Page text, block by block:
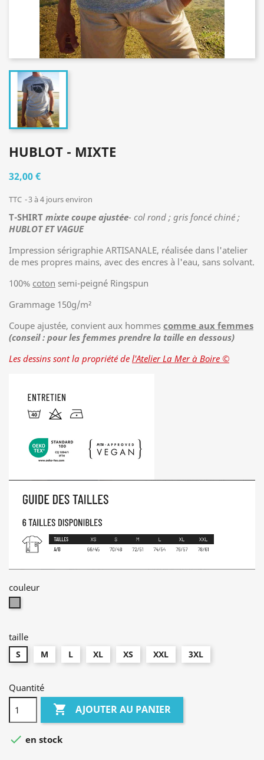
HUBLOT - MIXTE
32,00 €
TTC 3 à 4 jours environ
T-SHIRT mixte coupe ajustée- col rond ; gris foncé chiné ;
HUBLOT ET VAGUE
Impression sérigraphie ARTISANALE, réalisée dans l'atelier
de mes propres mains, avec des encres à l'eau, sans solvant.
100% coton semi-peigné Ringspun
Grammage 150g/m²
Coupe ajustée, convient aux hommes comme aux femmes
(conseil : pour les femmes prendre la taille en dessous)
Les dessins sont la propriété de l'Atelier La Mer à Boire ©
couleur
taille
S M L XL XS XXL 3XL
Quantité
 AJOUTER AU PANIER
 en stock